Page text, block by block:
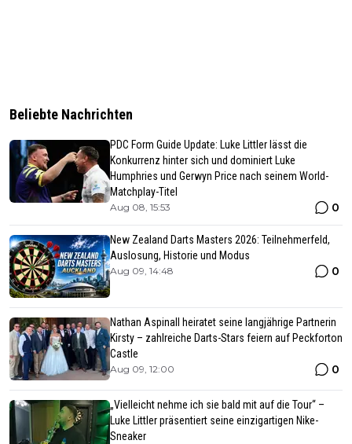
Beliebte Nachrichten
PDC Form Guide Update: Luke Littler lässt die
Konkurrenz hinter sich und dominiert Luke
Humphries und Gerwyn Price nach seinem World-
Matchplay-Titel
Aug 08, 15:53 0
New Zealand Darts Masters 2026: Teilnehmerfeld,
Auslosung, Historie und Modus
Aug 09, 14:48 0
Nathan Aspinall heiratet seine langjährige Partnerin
Kirsty – zahlreiche Darts-Stars feiern auf Peckforton
Castle
Aug 09, 12:00 0
„Vielleicht nehme ich sie bald mit auf die Tour“ –
Luke Littler präsentiert seine einzigartigen Nike-
Sneaker